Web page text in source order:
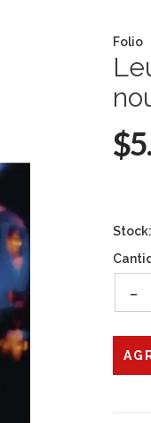
Folio
Stock:
-